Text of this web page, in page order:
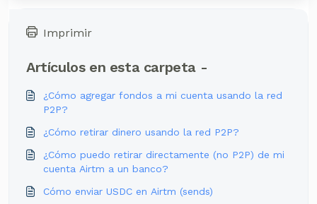
Imprimir
Artículos en esta carpeta -
¿Cómo agregar fondos a mi cuenta usando la red
P2P?
¿Cómo retirar dinero usando la red P2P?
¿Cómo puedo retirar directamente (no P2P) de mi
cuenta Airtm a un banco?
Cómo enviar USDC en Airtm (sends)